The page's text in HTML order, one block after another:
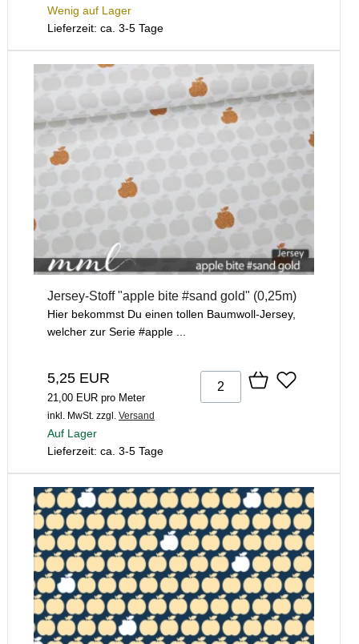
Wenig auf Lager
Lieferzeit: ca. 3-5 Tage
Jersey-Stoff "apple bite #sand gold" (0,25m)
Hier bekommst Du einen tollen Baumwoll-Jersey,
welcher zur Serie #apple ...
5,25 EUR
21,00 EUR pro Meter
inkl. MwSt. zzgl. Versand
Auf Lager
Lieferzeit: ca. 3-5 Tage